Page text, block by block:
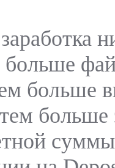
больше
больше
больше